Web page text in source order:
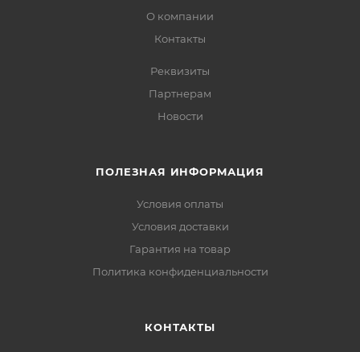
О компании
Контакты
Реквизиты
Партнерам
Новости
ПОЛЕЗНАЯ ИНФОРМАЦИЯ
Условия оплаты
Условия доставки
Гарантия на товар
Политика конфиденциальности
КОНТАКТЫ